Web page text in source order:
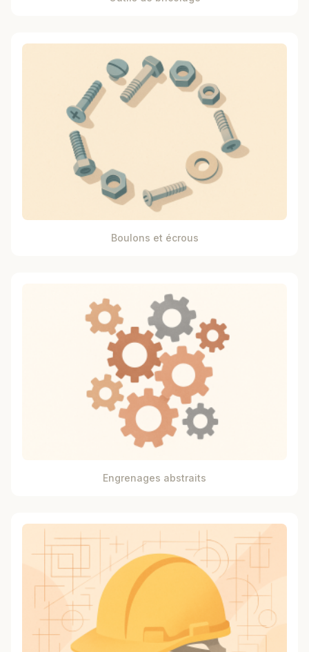
Boulons et écrous
Engrenages abstraits